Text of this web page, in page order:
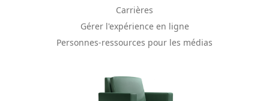
Carrières
Gérer l'expérience en ligne
Personnes-ressources pour les médias